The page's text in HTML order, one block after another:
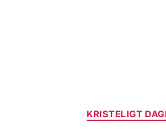
KRISTELIGT